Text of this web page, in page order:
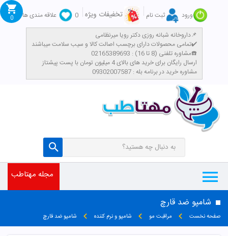
ورود ثبت نام تخفیفات ویژه 0
علاقه مندی ها
داروخانه شبانه روزی دکتر رویا میرنظامی📌
تمامی محصولات دارای برچسب اصالت کالا و سیب سلامت میباشند✔️
مشاوره تلفنی (8 تا 16) : 02165389693☎️
​ارسال رایگان برای خرید های بالای 4 میلیون تومان با پست پیشتاز
مشاوره خرید در برنامه بله : 09302007587
0
مجله مهتاطب
شامپو ضد قارچ
صفحه نخست مراقبت مو شامپو و نرم کننده شامپو ضد قارچ